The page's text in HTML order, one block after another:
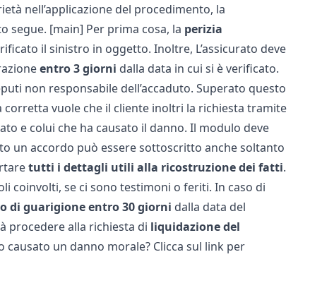
nell’applicazione del procedimento, la
segue. [main] Per prima cosa, la perizia
il sinistro in oggetto. Inoltre, L’assicurato deve
entro 3 giorni dalla data in cui si è verificato.
non responsabile dell’accaduto. Superato questo
corretta vuole che il cliente inoltri la richiesta tramite
e colui che ha causato il danno. Il modulo deve
un accordo può essere sottoscritto anche soltanto
tutti i dettagli utili alla ricostruzione dei fatti.
coinvolti, se ci sono testimoni o feriti. In caso di
di guarigione entro 30 giorni dalla data del
procedere alla richiesta di liquidazione del
causato un danno morale? Clicca sul link per